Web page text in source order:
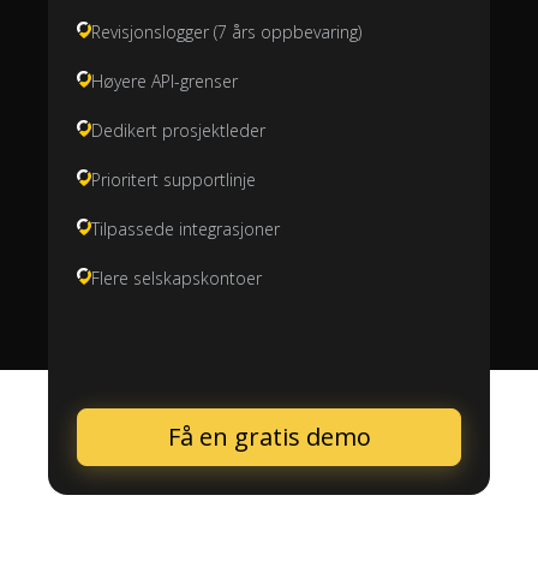
Revisjonslogger (7 års oppbevaring)
Høyere API-grenser
Dedikert prosjektleder
Prioritert supportlinje
Tilpassede integrasjoner
Flere selskapskontoer
Få en gratis demo